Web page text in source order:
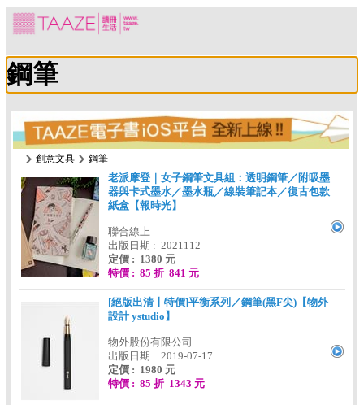
鋼筆
創意文具
鋼筆
老派摩登｜女子鋼筆文具組：透明鋼筆／附吸墨
器與卡式墨水／墨水瓶／線裝筆記本／復古包款
紙盒【報時光】
聯合線上
出版日期 : 2021112
定價 : 1380 元
特價 : 85 折 841 元
[絕版出清〡特價]平衡系列／鋼筆(黑F尖)【物外
設計 ystudio】
物外股份有限公司
出版日期 : 2019-07-17
定價 : 1980 元
特價 : 85 折 1343 元